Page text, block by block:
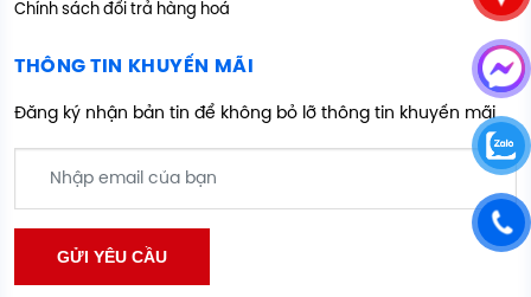
Chính sách đổi trả hàng hoá
THÔNG TIN KHUYẾN MÃI
Đăng ký nhận bản tin để không bỏ lỡ thông tin khuyến mãi